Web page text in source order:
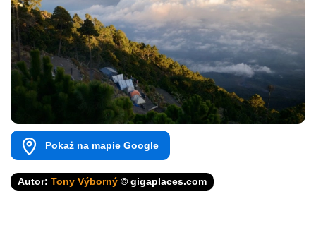
Pokaż na mapie Google
Autor: Tony Výborný © gigaplaces.com